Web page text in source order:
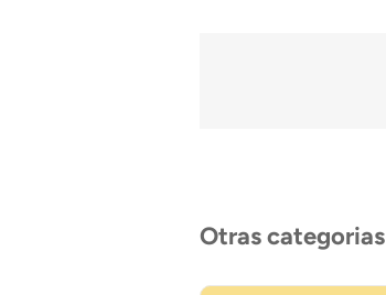
Otras categorias